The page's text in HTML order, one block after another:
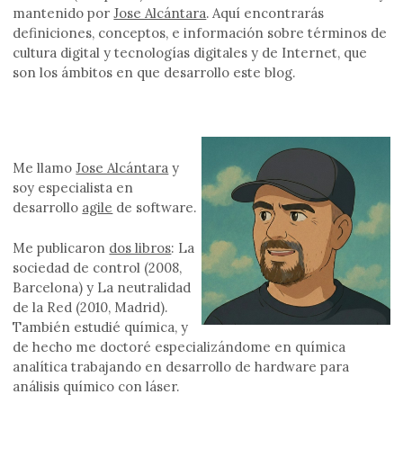
mantenido porJose Alcántara. Aquí encontrarás
definiciones, conceptos, e información sobre términos de
cultura digital y tecnologías digitales y de Internet, que
son los ámbitos en que desarrollo este blog.
Me llamoJose Alcántara y
soy especialista en
desarrollo agile de software.
Me publicaron dos libros: La
sociedad de control (2008,
Barcelona) y La neutralidad
de la Red (2010, Madrid).
También estudié química, y
de hecho me doctoré especializándome en química
analítica trabajando en desarrollo de hardware para
análisis químico con láser.